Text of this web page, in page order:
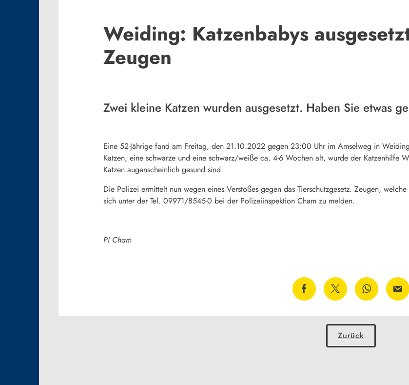
Weiding: Katzenbabys
Zeugen
Zwei kleine Katzen wurden ausgesetzt. Haben Sie etwas
Eine 52-Jährige fand am Freitag, den 21.10.2022 gegen 23:00 Uhr im Amselweg in
Katzen, eine schwarze und eine schwarz/weiße ca. 4-6 Wochen alt, wurde der Katzenhilfe
Katzen augenscheinlich gesund sind.
Die Polizei ermittelt nun wegen eines Verstoßes gegen das Tierschutzgesetz. Zeugen,
sich unter der Tel. 09971/8545-0 bei der Polizeiinspektion Cham zu melden.
PI Cham
Zurück